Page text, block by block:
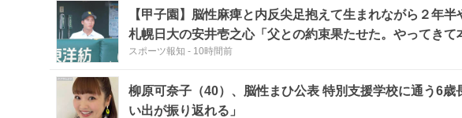
【甲子園】脳性麻痺と内反尖足抱えて生まれながら２年
札幌日大の安井壱之心「父との約束果たせた。やってきて
スポーツ報知 - 10時間前
柳原可奈子（40）、脳性まひ公表 特別支援学校に通う6歳
い出が振り返れる」